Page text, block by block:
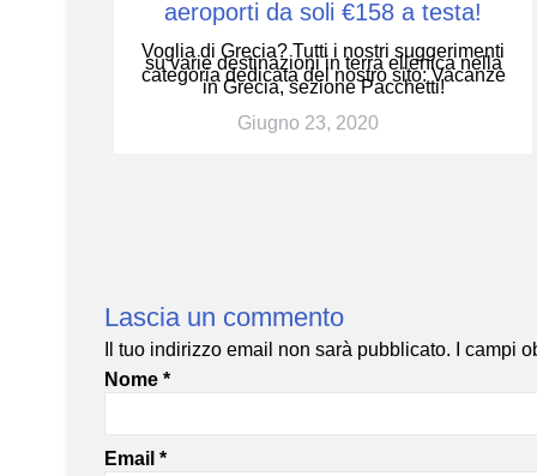
aeroporti da soli €158 a testa!
Voglia di Grecia? Tutti i nostri suggerimenti
su varie destinazioni in terra ellenica nella
categoria dedicata del nostro sito: Vacanze
in Grecia, sezione Pacchetti!
Giugno 23, 2020
Lascia un commento
Il tuo indirizzo email non sarà pubblicato. I campi
Nome *
Email *